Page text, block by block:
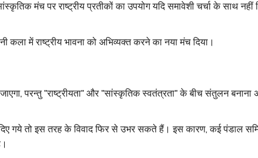
मंच पर राष्ट्रीय प्रतीकों का उपयोग यदि समावेशी चर्चा के साथ नहीं
में राष्ट्रीय भावना को अभिव्यक्त करने का नया मंच दिया।
परन्तु "राष्ट्रीयता" और "सांस्कृतिक स्वतंत्रता" के बीच संतुलन बनाना
दिए गये तो इस तरह के विवाद फिर से उभर सकते हैं। इस कारण, कई पंडाल